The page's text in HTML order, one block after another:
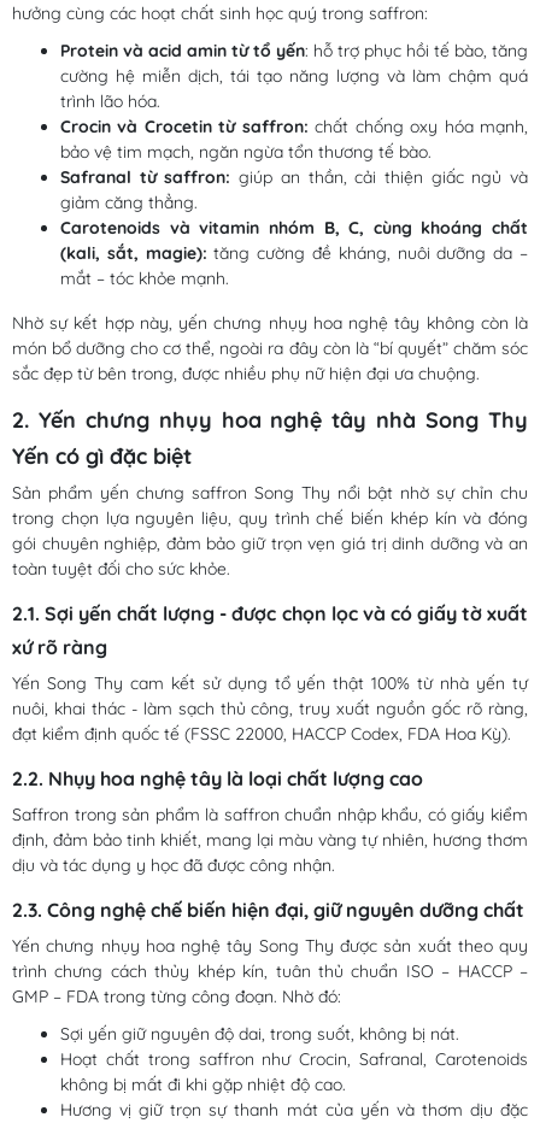
hưởng cùng các hoạt chất sinh học quý trong saffron:
Protein và acid amin từ tổ yến: hỗ trợ phục hồi tế bào, tăng
cường hệ miễn dịch, tái tạo năng lượng và làm chậm quá
trình lão hóa.
Crocin và Crocetin từ saffron: chất chống oxy hóa mạnh,
bảo vệ tim mạch, ngăn ngừa tổn thương tế bào.
Safranal từ saffron:giúp an thần, cải thiện giấc ngủ và
giảm căng thẳng.
Carotenoids và vitamin nhóm B, C, cùng khoáng chất
(kali, sắt, magie): tăng cường đề kháng, nuôi dưỡng da –
mắt – tóc khỏe mạnh.
Nhờ sự kết hợp này, yến chưng nhụy hoa nghệ tây không còn là
món bổ dưỡng cho cơ thể, ngoài ra đây còn là “bí quyết” chăm sóc
sắc đẹp từ bên trong, được nhiều phụ nữ hiện đại ưa chuộng.
2. Yến chưng nhụy hoa nghệ tây nhà Song Thy
Yến có gì đặc biệt
Sản phẩm yến chưng saffron Song Thy nổi bật nhờ sự chỉn chu
trong chọn lựa nguyên liệu, quy trình chế biến khép kín và đóng
gói chuyên nghiệp, đảm bảo giữ trọn vẹn giá trị dinh dưỡng và an
toàn tuyệt đối cho sức khỏe.
2.1. Sợi yến chất lượng - được chọn lọc và có giấy tờ xuất
xứ rõ ràng
Yến Song Thy cam kết sử dụng tổ yến thật 100% từ nhà yến tự
nuôi, khai thác - làm sạch thủ công, truy xuất nguồn gốc rõ ràng,
đạt kiểm định quốc tế (FSSC 22000, HACCP Codex, FDA Hoa Kỳ).
2.2. Nhụy hoa nghệ tây là loại chất lượng cao
Saffron trong sản phẩm là saffron chuẩn nhập khẩu, có giấy kiểm
định, đảm bảo tinh khiết, mang lại màu vàng tự nhiên, hương thơm
dịu và tác dụng y học đã được công nhận.
2.3. Công nghệ chế biến hiện đại, giữ nguyên dưỡng chất
Yến chưng nhụy hoa nghệ tây Song Thy được sản xuất theo quy
trình chưng cách thủy khép kín, tuân thủ chuẩn ISO – HACCP –
GMP – FDA trong từng công đoạn. Nhờ đó:
Sợi yến giữ nguyên độ dai, trong suốt, không bị nát.
Hoạt chất trong saffron như Crocin, Safranal, Carotenoids
không bị mất đi khi gặp nhiệt độ cao.
Hương vị giữ trọn sự thanh mát của yến và thơm dịu đặc